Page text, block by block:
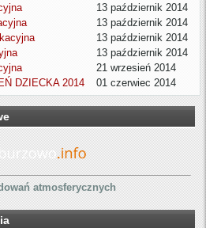
13 październik 2014
13 październik 2014
13 październik 2014
13 październik 2014
21 wrzesień 2014
DZIECKA 2014
01 czerwiec 2014
atmosferycznych